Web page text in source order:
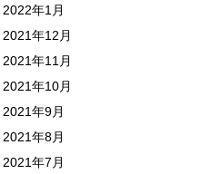
2022年1月
2021年12月
2021年11月
2021年10月
2021年9月
2021年8月
2021年7月